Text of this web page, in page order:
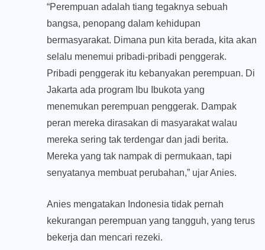
“Perempuan adalah tiang tegaknya sebuah
bangsa, penopang dalam kehidupan
bermasyarakat. Dimana pun kita berada, kita akan
selalu menemui pribadi-pribadi penggerak.
Pribadi penggerak itu kebanyakan perempuan. Di
Jakarta ada program Ibu Ibukota yang
menemukan perempuan penggerak. Dampak
peran mereka dirasakan di masyarakat walau
mereka sering tak terdengar dan jadi berita.
Mereka yang tak nampak di permukaan, tapi
senyatanya membuat perubahan,” ujar Anies.
Anies mengatakan Indonesia tidak pernah
kekurangan perempuan yang tangguh, yang terus
bekerja dan mencari rezeki.